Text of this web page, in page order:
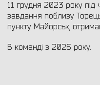
11 грудня 2023 року
завдання поблизу
пункту Майорськ,
В команді з 2026 року.